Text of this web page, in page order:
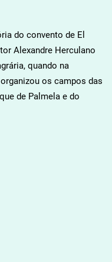
do convento de El
Alexandre Herculano
quando na
os campos das
de Palmela e do